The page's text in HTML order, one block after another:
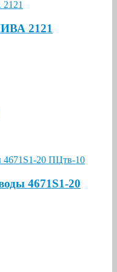
2121
4671S1-20